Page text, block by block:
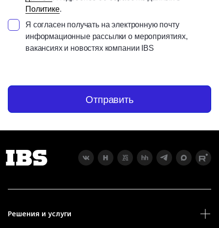
Политике.
Я согласен получать на электронную почту
информационные рассылки о мероприятиях,
вакансиях и новостях компании IBS
Отправить
Решения и услуги